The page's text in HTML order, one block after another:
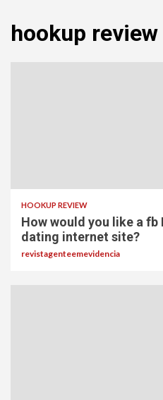
hookup review
HOOKUP REVIEW
How would you like a
dating internet site?
revistagenteemevidencia